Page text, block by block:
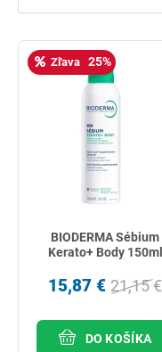
Zľava 25%
BIODERMA Sébium
Kerato+ Body 150ml
15,87 € 21,15 €
DO KOŠÍKA